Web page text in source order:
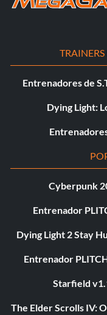
Entrenadores de
Dying Light:
Cyberpunk
Entrenador
Dying Light 2 Stay
Entrenador
Starfield
The Elder Scrolls IV: